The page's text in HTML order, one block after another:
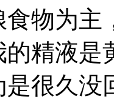
物为主
精液是
很久没